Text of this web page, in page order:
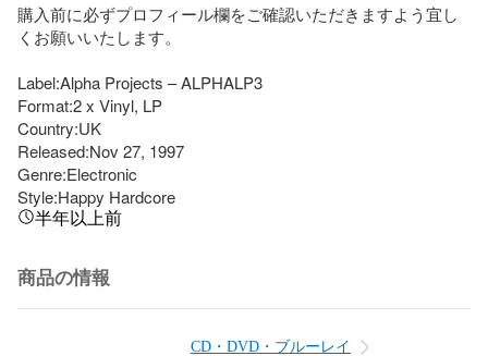
購入前に必ずプロフィール欄をご確認いただきますよう宜し
くお願いいたします。
Label:Alpha Projects – ALPHALP3
Format:2 x Vinyl, LP
Country:UK
Released:Nov 27, 1997
Genre:Electronic
Style:Happy Hardcore
半年以上前
商品の情報
CD・DVD・ブルーレイ